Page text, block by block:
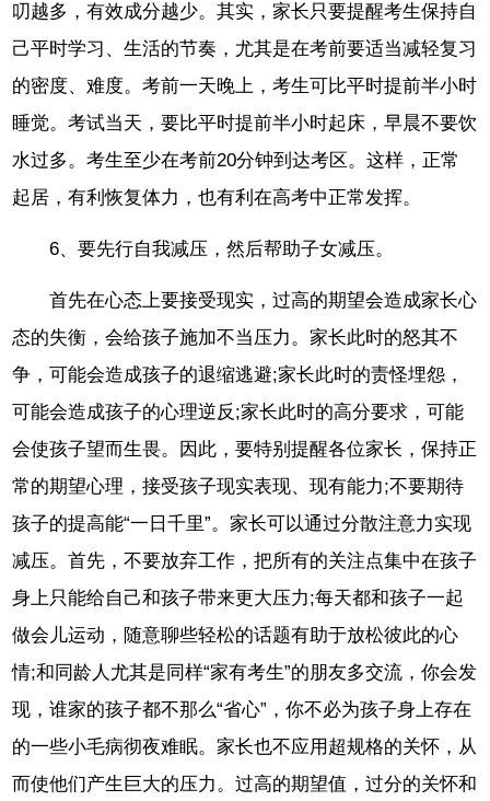
叨越多，有效成分越少。其实，家长只要提醒考生保持自
己平时学习、生活的节奏，尤其是在考前要适当减轻复习
的密度、难度。考前一天晚上，考生可比平时提前半小时
睡觉。考试当天，要比平时提前半小时起床，早晨不要饮
水过多。考生至少在考前20分钟到达考区。这样，正常
起居，有利恢复体力，也有利在高考中正常发挥。
6、要先行自我减压，然后帮助子女减压。
首先在心态上要接受现实，过高的期望会造成家长心
态的失衡，会给孩子施加不当压力。家长此时的怒其不
争，可能会造成孩子的退缩逃避;家长此时的责怪埋怨，
可能会造成孩子的心理逆反;家长此时的高分要求，可能
会使孩子望而生畏。因此，要特别提醒各位家长，保持正
常的期望心理，接受孩子现实表现、现有能力;不要期待
孩子的提高能“一日千里”。家长可以通过分散注意力实现
减压。首先，不要放弃工作，把所有的关注点集中在孩子
身上只能给自己和孩子带来更大压力;每天都和孩子一起
做会儿运动，随意聊些轻松的话题有助于放松彼此的心
情;和同龄人尤其是同样“家有考生”的朋友多交流，你会发
现，谁家的孩子都不那么“省心”，你不必为孩子身上存在
的一些小毛病彻夜难眠。家长也不应用超规格的关怀，从
而使他们产生巨大的压力。过高的期望值，过分的关怀和